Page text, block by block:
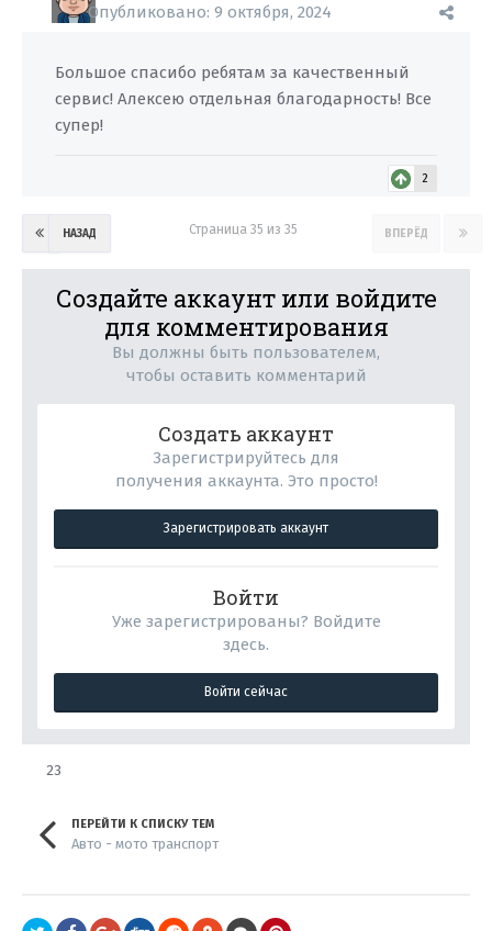
Опубликовано: 9 октября, 2024
Большое спасибо ребятам за качественный
сервис! Алексею отдельная благодарность! Все
супер!
2
НАЗАД ВПЕРЁД
Страница 35 из 35
Создайте аккаунт или войдите
для комментирования
Вы должны быть пользователем,
чтобы оставить комментарий
Создать аккаунт
Зарегистрируйтесь для
получения аккаунта. Это просто!
Зарегистрировать аккаунт
Войти
Уже зарегистрированы? Войдите
здесь.
Войти сейчас
23
ПЕРЕЙТИ К СПИСКУ ТЕМ
Авто - мото транспорт